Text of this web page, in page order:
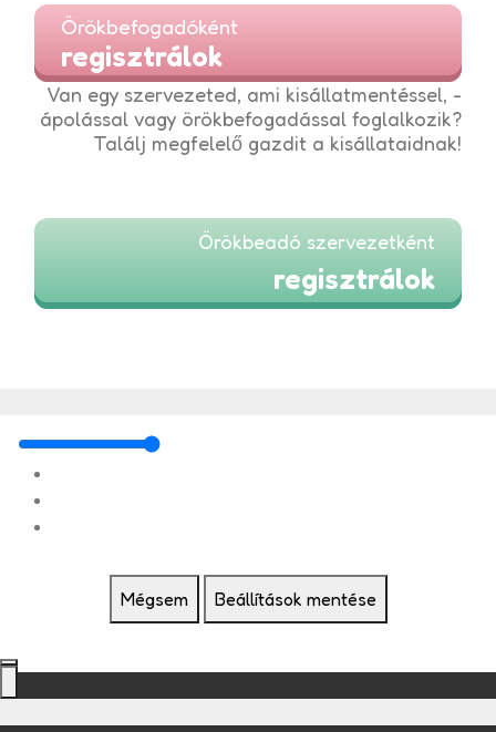
Örökbefogadóként
regisztrálok
Van egy szervezeted, ami kisállatmentéssel, -
ápolással vagy örökbefogadással foglalkozik?
Találj megfelelő gazdit a kisállataidnak!
Örökbeadó szervezetként
regisztrálok
Mégsem Beállítások mentése